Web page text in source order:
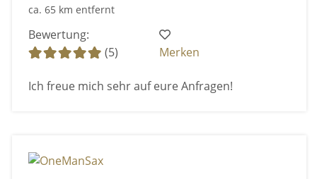
ca. 65 km entfernt
Bewertung:
(5)
Merken
Ich freue mich sehr auf eure Anfragen!